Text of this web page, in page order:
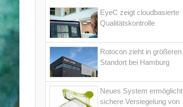
EyeC zeigt cloudbasierte
Qualitätskontrolle
Rotocon zieht in größeren
Standort bei Hamburg
Neues System ermöglicht
sichere Versiegelung von